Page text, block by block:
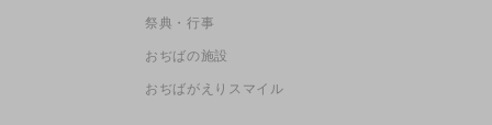
祭典・行事
おぢばの施設
おぢばがえりスマイル